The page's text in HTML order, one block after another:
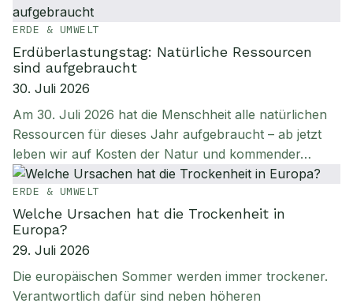
ERDE & UMWELT
Erdüberlastungstag: Natürliche Ressourcen
sind aufgebraucht
30. Juli 2026
Am 30. Juli 2026 hat die Menschheit alle natürlichen
Ressourcen für dieses Jahr aufgebraucht – ab jetzt
leben wir auf Kosten der Natur und kommender…
ERDE & UMWELT
Welche Ursachen hat die Trockenheit in
Europa?
29. Juli 2026
Die europäischen Sommer werden immer trockener.
Verantwortlich dafür sind neben höheren